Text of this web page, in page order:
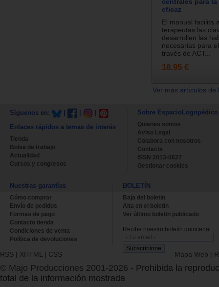
centrales para
eficaz
El manual facilita
terapeutas las
desarrollen las
necesarias para
través de ACT...
18.95 €
Ver más artículos
Síguenos en:
Enlaces rápidos a temas de interés
Tienda
Bolsa de trabajo
Actualidad
Cursos y congresos
Sobre EspacioLogopédico
Quienes somos
Aviso Legal
Colabora con nosotros
Contacta
ISSN 2013-0627
Gestionar cookies
Nuestras garantías
Cómo comprar
Envío de pedidos
Formas de pago
Contacto tienda
Condiciones de venta
Política de devoluciones
BOLETÍN
Baja del boletin
Alta en el boletin
Ver último boletin publicado
Recibe nuestro boletín quincenal.
RSS | XHTML | CSS Mapa Web |
© Majo Producciones 2001-2026 - Prohibida la
total de la información mostrada